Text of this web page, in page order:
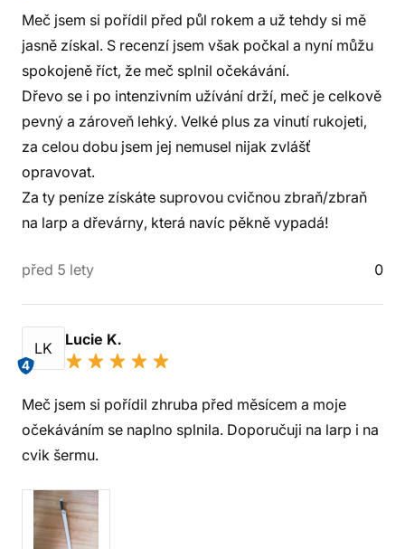
Meč jsem si pořídil před půl rokem a už tehdy si mě
jasně získal. S recenzí jsem však počkal a nyní můžu
spokojeně říct, že meč splnil očekávání.
Dřevo se i po intenzivním užívání drží, meč je celkově
pevný a zároveň lehký. Velké plus za vinutí rukojeti,
za celou dobu jsem jej nemusel nijak zvlášť
opravovat.
Za ty peníze získáte suprovou cvičnou zbraň/zbraň
na larp a dřevárny, která navíc pěkně vypadá!
před 5 lety 0
LK
4
Lucie K.
Meč jsem si pořídil zhruba před měsícem a moje
očekáváním se naplno splnila. Doporučuji na larp i na
cvik šermu.